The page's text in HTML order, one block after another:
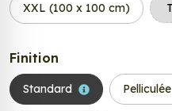
XXL (100 x 100 cm)
Finition
Standard Pelliculée